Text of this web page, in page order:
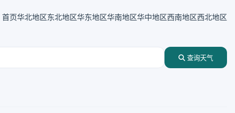
首页华北地区东北地区华东地区华南地区华中地区西南地区西北地区
查询天气